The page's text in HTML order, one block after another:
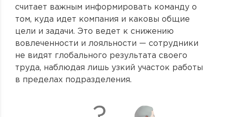
считает важным информировать команду о
том, куда идет компания и каковы общие
цели и задачи. Это ведет к снижению
вовлеченности и лояльности — сотрудники
не видят глобального результата своего
труда, наблюдая лишь узкий участок работы
в пределах подразделения.